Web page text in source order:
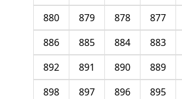
877
878
879
880
883
884
885
886
889
890
891
892
895
896
897
898